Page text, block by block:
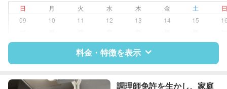
ゴミの分別/ゴミ出し
近隣買い物
片付け/整理整頓
日 月 火 水 木 金 土
09
10 11 12 13 14 15
料金・特徴を表示
特徴 料金 レビュー
調理師免許を生かし、家庭